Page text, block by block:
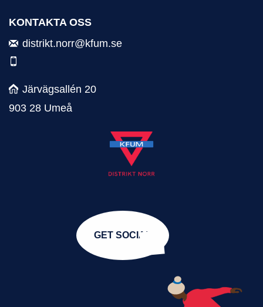
KONTAKTA OSS
distrikt.norr@kfum.se
Järvägsallén 20
903 28 Umeå
GET SOCIAL